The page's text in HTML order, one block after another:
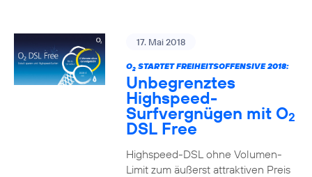
17. Mai 2018
O2STARTET FREIHEITSOFFENSIVE 2018:
Unbegrenztes
Highspeed-
Surfvergnügen mit O2
DSL Free
Highspeed-DSL ohne Volumen-
Limit zum äußerst attraktiven Preis